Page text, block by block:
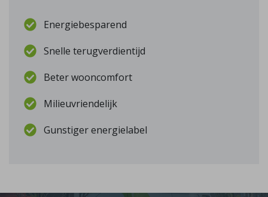
Energiebesparend
Snelle terugverdientijd
Beter wooncomfort
Milieuvriendelijk
Gunstiger energielabel